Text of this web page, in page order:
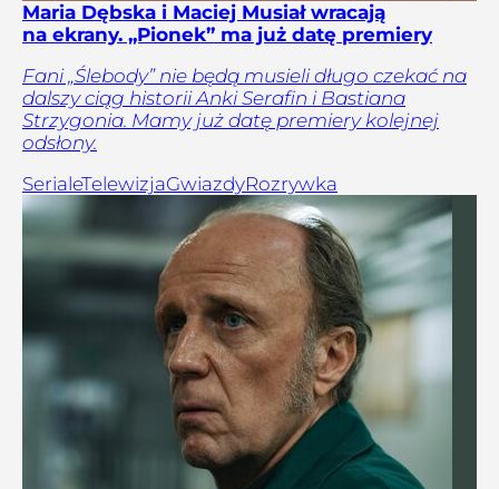
Maria Dębska i Maciej Musiał wracają
na ekrany. „Pionek” ma już datę premiery
Fani „Ślebody” nie będą musieli długo czekać na
dalszy ciąg historii Anki Serafin i Bastiana
Strzygonia. Mamy już datę premiery kolejnej
odsłony.
SerialeTelewizjaGwiazdyRozrywka